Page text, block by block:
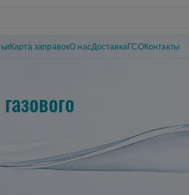
Карта заправокО насДоставка ГСОКонтакты